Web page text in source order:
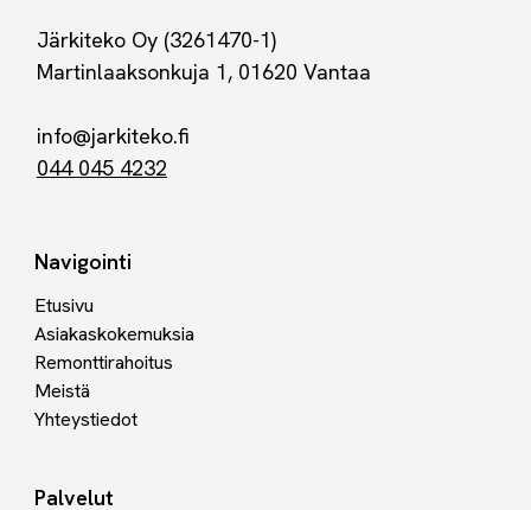
Järkiteko Oy (3261470-1)
Martinlaaksonkuja 1, 01620 Vantaa
info@jarkiteko.fi
044 045 4232
Navigointi
Etusivu
Asiakaskokemuksia
Remonttirahoitus
Meistä
Yhteystiedot
Palvelut